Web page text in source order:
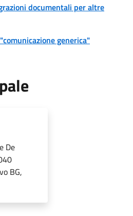
documentali per altre
generica"
De
BG,